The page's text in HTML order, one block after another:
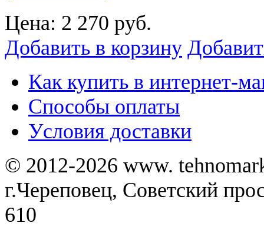
Цена: 2 270 руб.
Добавить в корзину
Как купить в интернет-
Способы оплаты
Уcловия доставки
© 2012-2026 www.
г.Череповец, Советский
610